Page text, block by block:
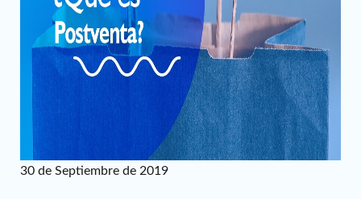
30 de Septiembre de 2019